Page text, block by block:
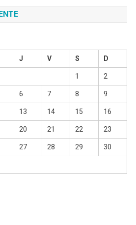
J V S D
1 2
6 7 8 9
13 14 15 16
20 21 22 23
27 28 29 30